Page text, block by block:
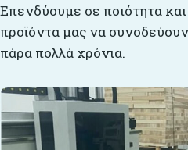
Επενδύουμε σε ποιότητα
προϊόντα μας να
πάρα πολλά χρόνια.